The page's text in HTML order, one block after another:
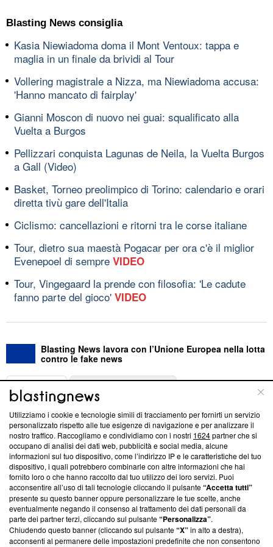
Blasting News consiglia
Kasia Niewiadoma doma il Mont Ventoux: tappa e
maglia in un finale da brividi al Tour
Vollering magistrale a Nizza, ma Niewiadoma accusa:
'Hanno mancato di fairplay'
Gianni Moscon di nuovo nei guai: squalificato alla
Vuelta a Burgos
Pellizzari conquista Lagunas de Neila, la Vuelta Burgos
a Gall (Video)
Basket, Torneo preolimpico di Torino: calendario e orari
diretta tivù gare dell'Italia
Ciclismo: cancellazioni e ritorni tra le corse italiane
Tour, dietro sua maestà Pogacar per ora c'è il miglior
Evenepoel di sempre VIDEO
Tour, Vingegaard la prende con filosofia: 'Le cadute
fanno parte del gioco' VIDEO
Blasting News lavora con l’Unione Europea nella lotta
contro le fake news
ABOUT
Questa sezione offre informazioni trasparenti su Blasting
News, sui nostri processi editoriali e su come ci impegniamo a
creare news di qualità. Inoltre, afferma la nostra aderenza a
‘Trust Project - News with Integrity’Blasting News non è
ancora membro del programma, ma ha richiesto di farne
parte; Trust Project non ha ancora effettuato una verifica di
conformità agli standard.
Su di noi
Team editoriale
Utilizziamo i cookie e tecnologie simili di tracciamento per fornirti un servizio
personalizzato rispetto alle tue esigenze di navigazione e per analizzare il
nostro traffico. Raccogliamo e condividiamo con i nostri 1624partner che si
occupano di analisi dei dati web, pubblicità e social media, alcune
informazioni sul tuo dispositivo, come l’indirizzo IP e le caratteristiche del tuo
dispositivo, i quali potrebbero combinarle con altre informazioni che hai
fornito loro o che hanno raccolto dal tuo utilizzo dei loro servizi. Puoi
acconsentire all’uso di tali tecnologie cliccando il pulsante“Accetta tutti”
presente su questo banner oppure personalizzare le tue scelte, anche
eventualmente negando il consenso al trattamento dei dati personali da
parte dei partner terzi, cliccando sul pulsante“Personalizza”.
Chiudendo questo banner (cliccando sul pulsante“X”in alto a destra),
acconsenti al permanere delle impostazioni predefinite che non consentono